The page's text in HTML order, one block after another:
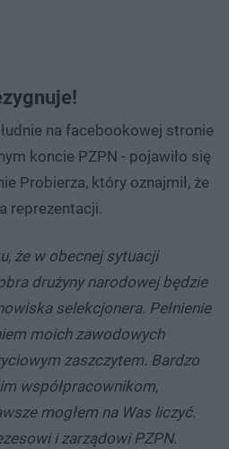
na facebookowej stronie
koncie PZPN - pojawiło się
Probierza, który oznajmił, że
reprezentacji.
że w obecnej sytuacji
drużyny narodowej będzie
selekcjonera. Pełnienie
moich zawodowych
zaszczytem. Bardzo
współpracownikom,
mogłem na Was liczyć.
i zarządowi PZPN.